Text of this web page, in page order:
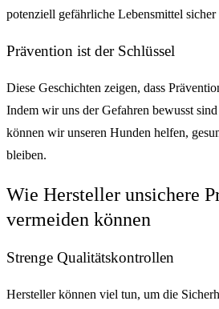
potenziell gefährliche Lebensmittel sicher
Prävention ist der Schlüssel
Diese Geschichten zeigen, dass
Indem wir uns der Gefahren bewusst
können wir unseren Hunden helfen,
bleiben.
Wie Hersteller unsichere
vermeiden können
Strenge Qualitätskontrollen
Hersteller können viel tun, um die